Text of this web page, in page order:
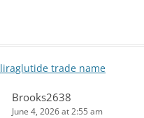
liraglutide trade name
Brooks2638
June 4, 2026 at 2:55 am